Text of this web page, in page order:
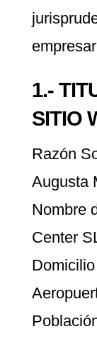
1.-
SITIO
Razón
Augusta
Nombre
Center